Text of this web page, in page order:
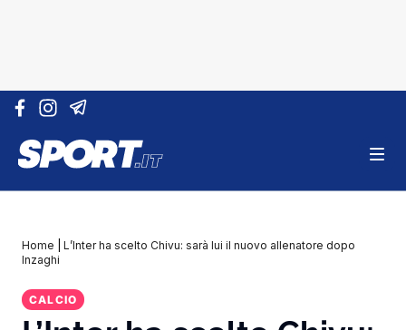
Vai al contenuto
Home
L’Inter ha scelto Chivu: sarà lui il nuovo allenatore dopo
Inzaghi
CALCIO